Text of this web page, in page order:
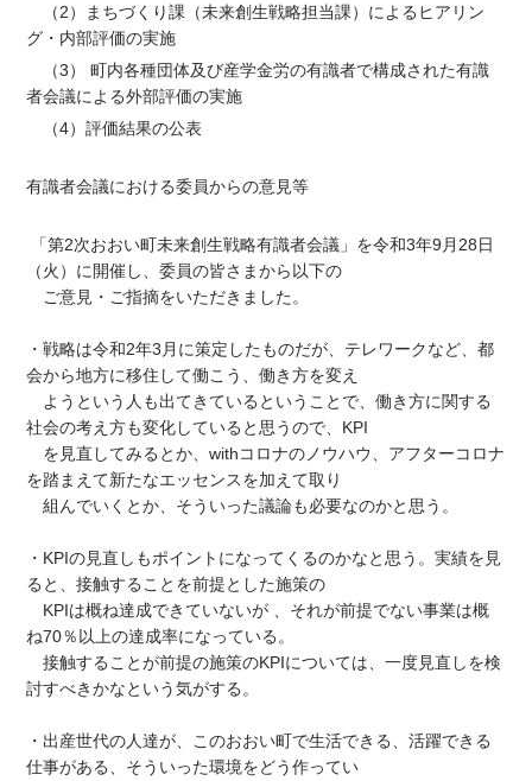
（2）まちづくり課（未来創生戦略担当課）によるヒアリン
グ・内部評価の実施
（3） 町内各種団体及び産学金労の有識者で構成された有識
者会議による外部評価の実施
（4）評価結果の公表
有識者会議における委員からの意見等
「第2次おおい町未来創生戦略有識者会議」を令和3年9月28日
（火）に開催し、委員の皆さまから以下の
ご意見・ご指摘をいただきました。
・戦略は令和2年3月に策定したものだが、テレワークなど、都
会から地方に移住して働こう、働き方を変え
ようという人も出てきているということで、働き方に関する
社会の考え方も変化していると思うので、KPI
を見直してみるとか、withコロナのノウハウ、アフターコロナ
を踏まえて新たなエッセンスを加えて取り
組んでいくとか、そういった議論も必要なのかと思う。
・KPIの見直しもポイントになってくるのかなと思う。実績を見
ると、接触することを前提とした施策の
KPIは概ね達成できていないが 、それが前提でない事業は概
ね70％以上の達成率になっている。
接触することが前提の施策のKPIについては、一度見直しを検
討すべきかなという気がする。
・出産世代の人達が、このおおい町で生活できる、活躍できる
仕事がある、そういった環境をどう作ってい